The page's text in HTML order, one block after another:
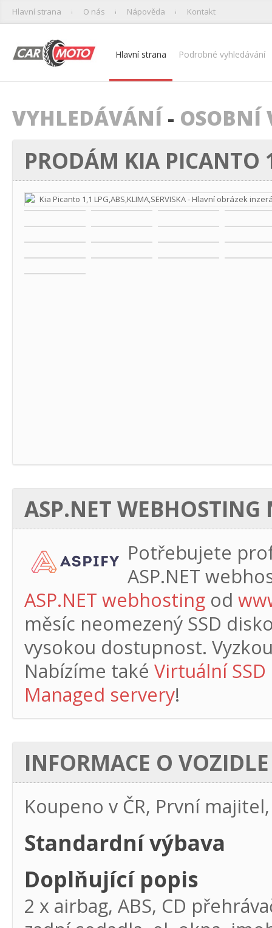
Hlavní strana O nás Nápověda Kontakt
Hlavní strana Podrobné vyhledávání
VYHLEDÁVÁNÍ - OSOBNÍ
PRODÁM KIA PICANTO
ASP.NET WEBHOSTING
Potřebujete
ASP.NET
ASP.NET webhosting od
měsíc neomezený SSD
vysokou dostupnost.
Nabízíme také Virtuální
Managed servery!
INFORMACE O VOZIDLE
Koupeno v ČR, První
Standardní výbava
Doplňující popis
2 x airbag, ABS, CD